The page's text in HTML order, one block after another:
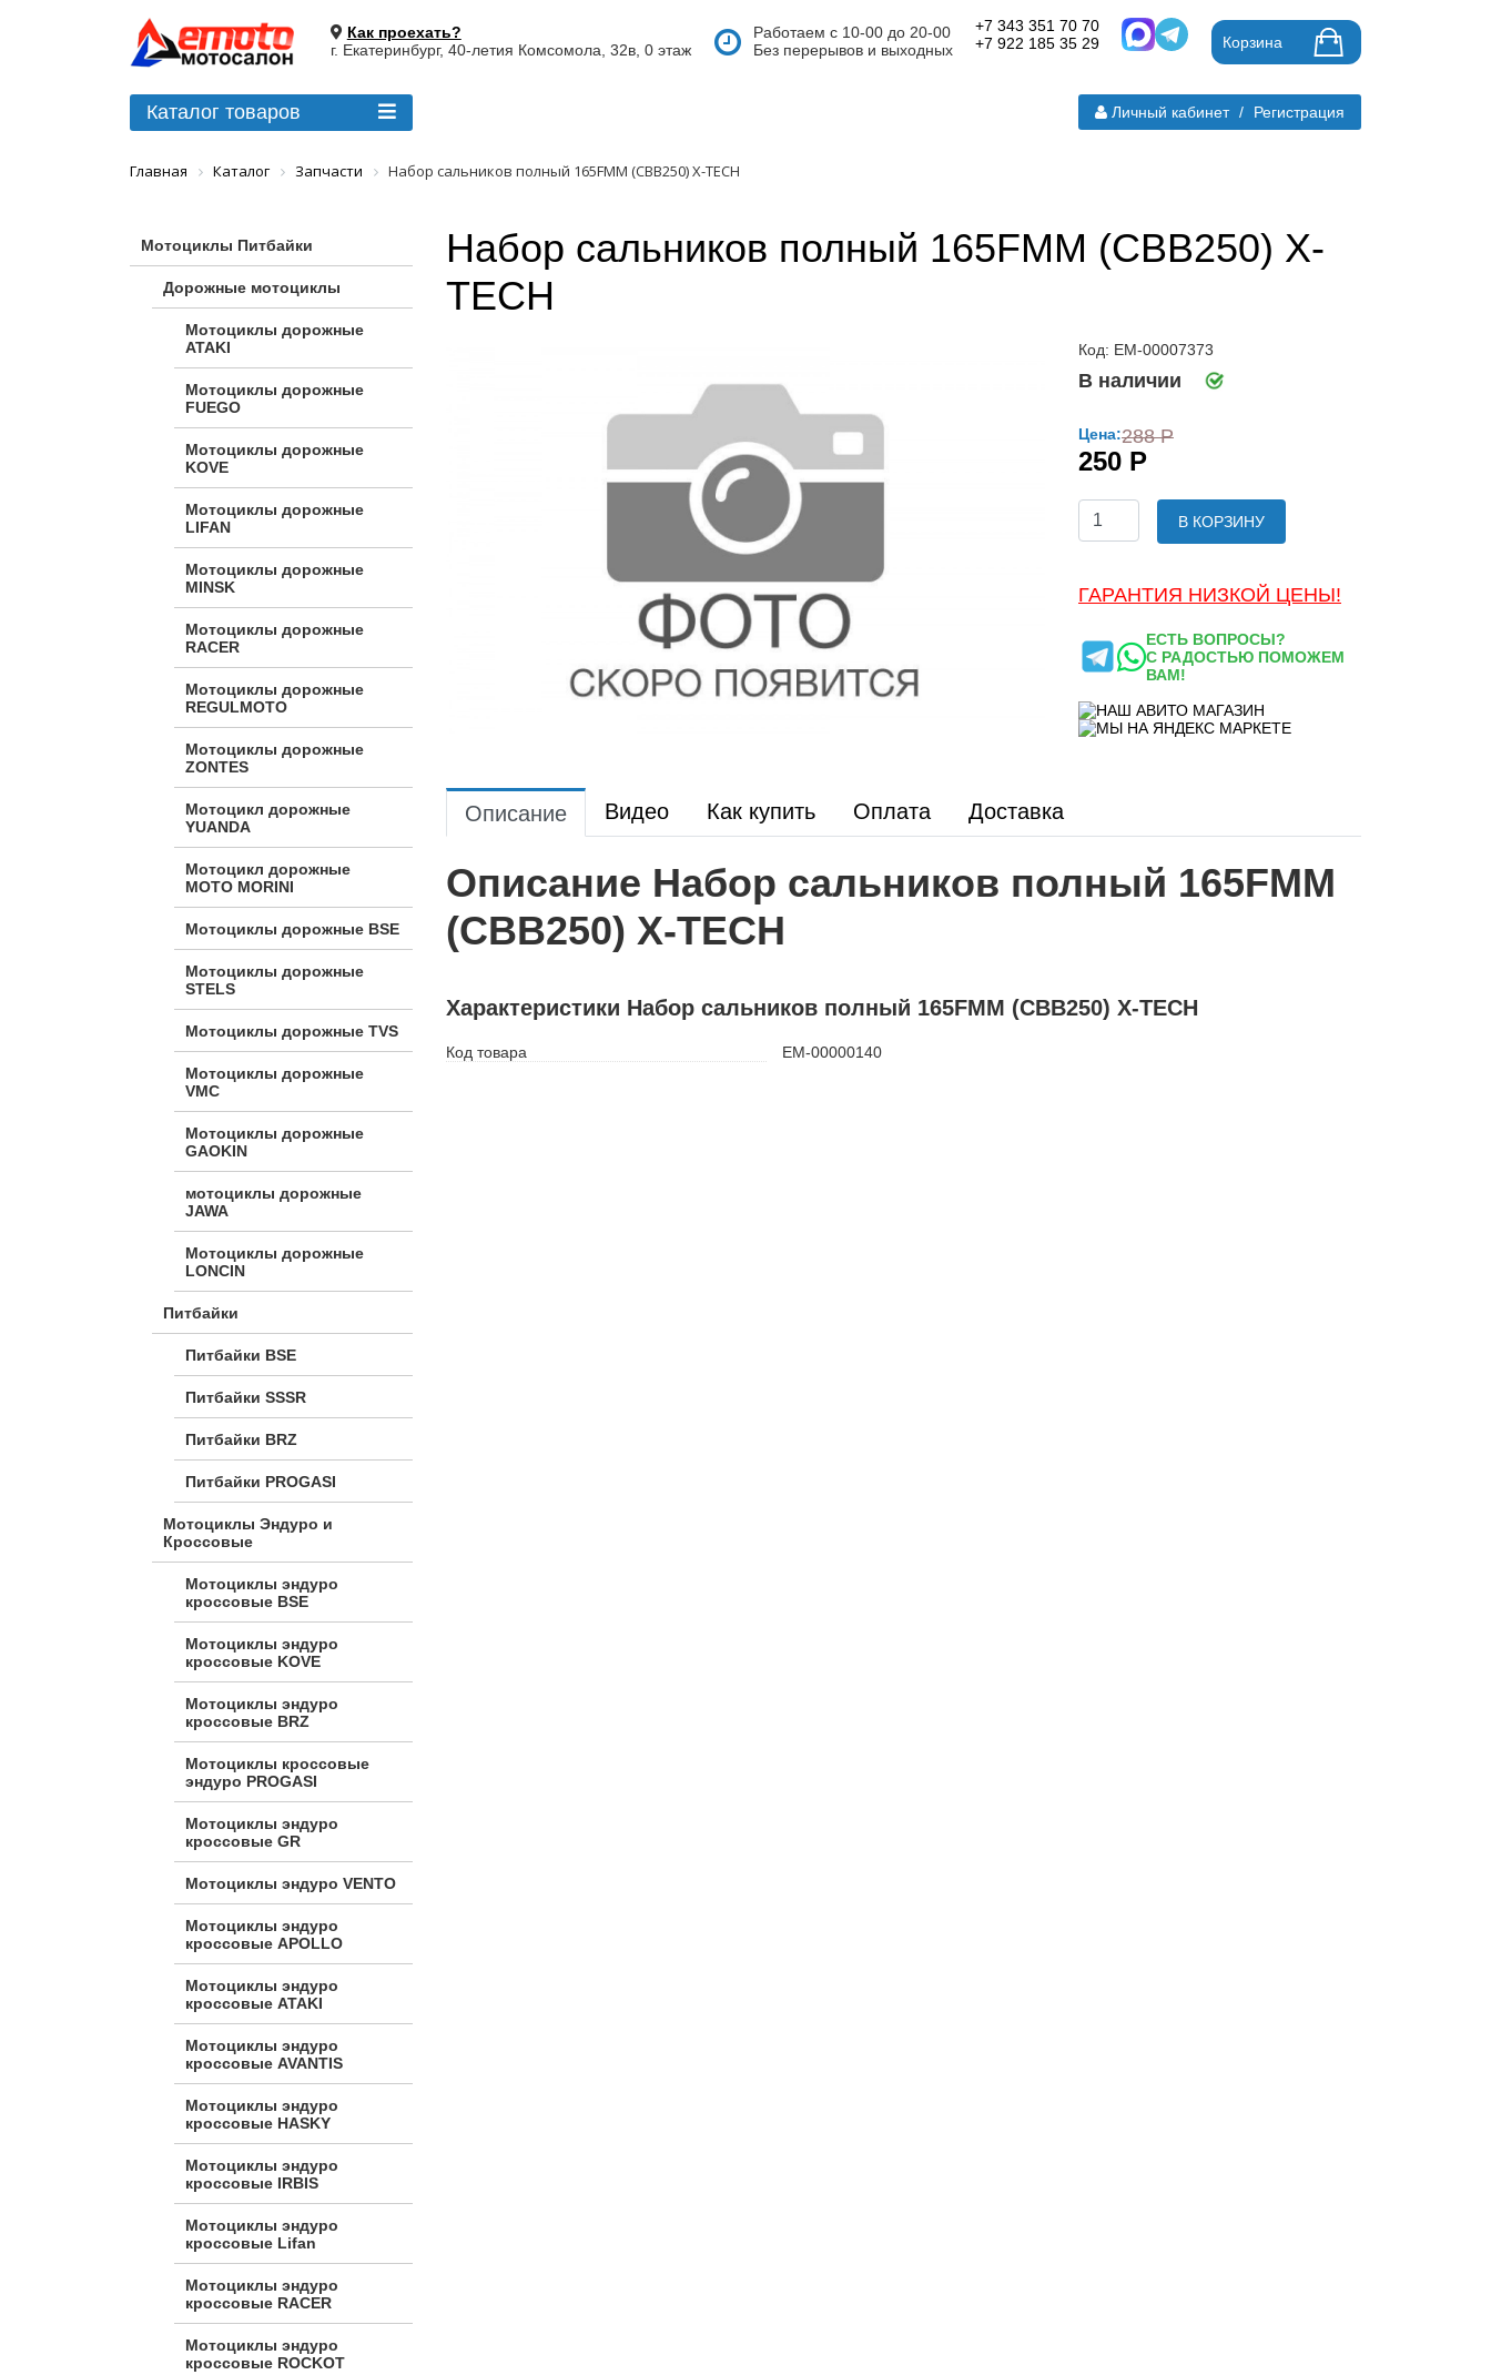
Как проехать?
г. Екатеринбург, 40-летия Комсомола, 32в, 0 этаж
Работаем с 10-00 до 20-00
Без перерывов и выходных
+7 343 351 70 70
+7 922 185 35 29
Корзина
Каталог товаров Личный кабинет / Регистрация
Главная Каталог Запчасти Набор сальников полный 165FMM (CBB250) X-TECH
Мотоциклы Питбайки
Дорожные мотоциклы
Мотоциклы дорожные
ATAKI
Мотоциклы дорожные
FUEGO
Мотоциклы дорожные
KOVE
Мотоциклы дорожные
LIFAN
Мотоциклы дорожные
MINSK
Мотоциклы дорожные
RACER
Мотоциклы дорожные
REGULMOTO
Мотоциклы дорожные
ZONTES
Мотоцикл дорожные
YUANDA
Мотоцикл дорожные
МОТО MORINI
Мотоциклы дорожные BSE
Мотоциклы дорожные
STELS
Мотоциклы дорожные TVS
Мотоциклы дорожные
VMC
Мотоциклы дорожные
GAOKIN
мотоциклы дорожные
JAWA
Мотоциклы дорожные
LONCIN
Питбайки
Питбайки BSE
Питбайки SSSR
Питбайки BRZ
Питбайки PROGASI
Мотоциклы Эндуро и
Кроссовые
Мотоциклы эндуро
кроссовые BSE
Мотоциклы эндуро
кроссовые KOVE
Мотоциклы эндуро
кроссовые BRZ
Мотоциклы кроссовые
эндуро PROGASI
Мотоциклы эндуро
кроссовые GR
Мотоциклы эндуро VENTO
Мотоциклы эндуро
кроссовые APOLLO
Мотоциклы эндуро
кроссовые ATAKI
Мотоциклы эндуро
кроссовые AVANTIS
Мотоциклы эндуро
кроссовые HASKY
Мотоциклы эндуро
кроссовые IRBIS
Мотоциклы эндуро
кроссовые Lifan
Мотоциклы эндуро
кроссовые RACER
Мотоциклы эндуро
кроссовые ROCKOT
Набор сальников полный 165FMM (CBB250) X-
TECH
Код: ЕМ-00007373
В наличии
Цена:288 Р
250 Р
В КОРЗИНУ
ГАРАНТИЯ НИЗКОЙ ЦЕНЫ!
ЕСТЬ ВОПРОСЫ?
С РАДОСТЬЮ ПОМОЖЕМ
ВАМ!
Описание Видео Как купить Оплата Доставка
Описание Набор сальников полный 165FMM
(CBB250) X-TECH
Характеристики Набор сальников полный 165FMM (CBB250) X-TECH
Код товара ЕМ-00000140